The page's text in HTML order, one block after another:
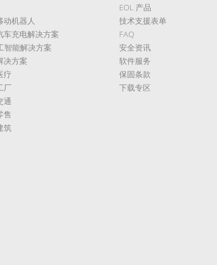
动机器人
车充电解决方案
智能解决方案
决方案
疗
厂
通
售
筑
EOL 产品
技术支援表单
FAQ
安全资讯
软件服务
保固条款
下载专区